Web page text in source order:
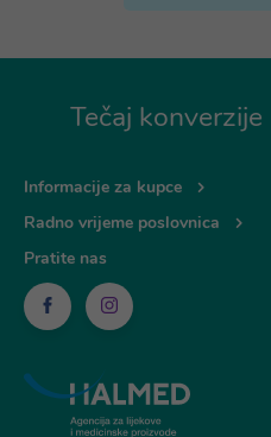
Tečaj konverzije
Informacije za kupce
Radno vrijeme poslovnica
Pratite nas